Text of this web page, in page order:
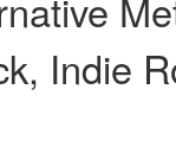
Indie